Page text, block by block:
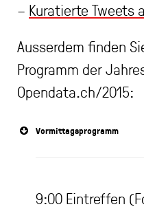
– Kuratierte Tweets
Ausserdem finden
Programm der
Opendata.ch/2015:
Vormittagsprogramm
9:00 Eintreffen